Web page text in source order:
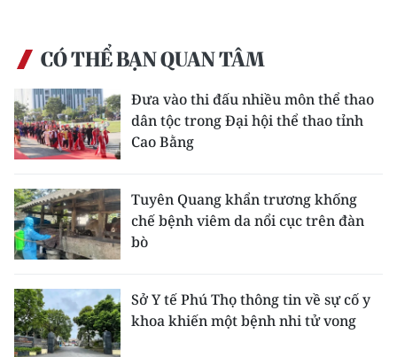
CÓ THỂ BẠN QUAN TÂM
Đưa vào thi đấu nhiều môn thể thao
dân tộc trong Đại hội thể thao tỉnh
Cao Bằng
Tuyên Quang khẩn trương khống
chế bệnh viêm da nổi cục trên đàn
bò
Sở Y tế Phú Thọ thông tin về sự cố y
khoa khiến một bệnh nhi tử vong